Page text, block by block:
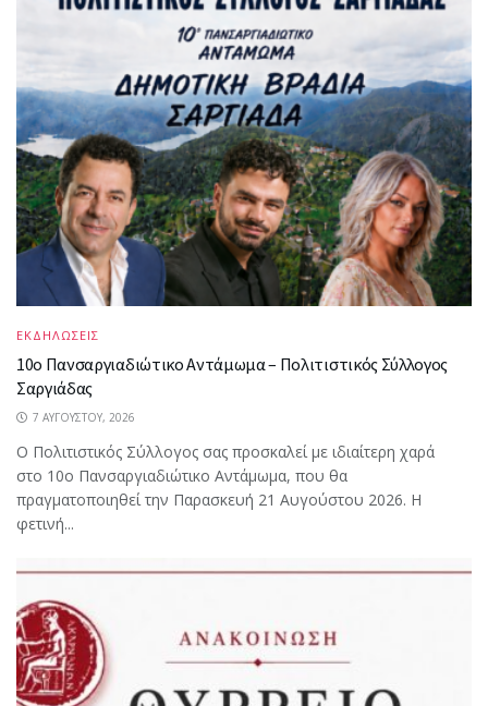
ΕΚΔΗΛΩΣΕΙΣ
10ο Πανσαργιαδιώτικο Αντάμωμα – Πολιτιστικός Σύλλογος
Σαργιάδας
7 ΑΥΓΟΎΣΤΟΥ, 2026
Ο Πολιτιστικός Σύλλογος σας προσκαλεί με ιδιαίτερη χαρά
στο 10ο Πανσαργιαδιώτικο Αντάμωμα, που θα
πραγματοποιηθεί την Παρασκευή 21 Αυγούστου 2026. Η
φετινή...